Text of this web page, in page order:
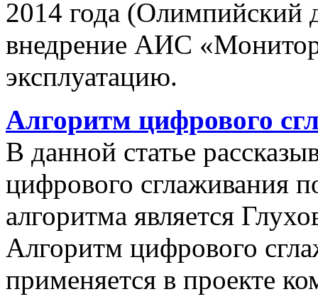
2014 года (Олимпийский
внедрение АИС
эксплуатацию.
Алгоритм цифрового
В данной статье
цифрового сглаживания
алгоритма является
Алгоритм цифрового
применяется в проекте